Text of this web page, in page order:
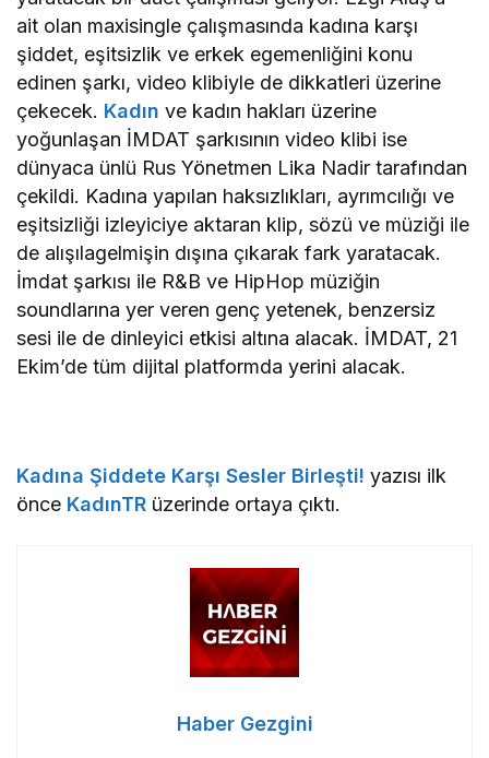
ait olan maxisingle çalışmasında kadına karşı
şiddet, eşitsizlik ve erkek egemenliğini konu
edinen şarkı, video klibiyle de dikkatleri üzerine
çekecek. Kadın ve kadın hakları üzerine
yoğunlaşan İMDAT şarkısının video klibi ise
dünyaca ünlü Rus Yönetmen Lika Nadir tarafından
çekildi. Kadına yapılan haksızlıkları, ayrımcılığı ve
eşitsizliği izleyiciye aktaran klip, sözü ve müziği ile
de alışılagelmişin dışına çıkarak fark yaratacak.
İmdat şarkısı ile R&B ve HipHop müziğin
soundlarına yer veren genç yetenek, benzersiz
sesi ile de dinleyici etkisi altına alacak. İMDAT, 21
Ekim’de tüm dijital platformda yerini alacak.
Kadına Şiddete Karşı Sesler Birleşti! yazısı ilk
önce KadınTR üzerinde ortaya çıktı.
Haber Gezgini